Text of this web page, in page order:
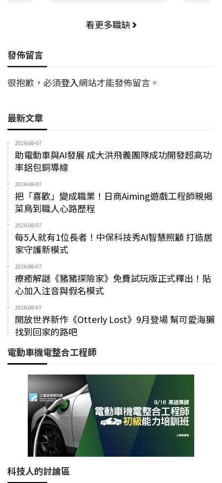
看更多職缺
發佈留言
很抱歉，必須登入網站才能發佈留言。
最新文章
2026-08-07
助電動車與AI發展 成大洪飛義團隊成功開發超高功
率鋁包銅導線
2026-08-07
把「喜歡」變成職業！日商Aiming遊戲工程師親揭
菜鳥到職人心路歷程
2026-08-07
每5人就有1位長者！中保科技秀AI智慧照顧 打造居
家守護新模式
2026-08-07
療癒解謎《豬豬探險家》免費試玩版正式釋出！貼
心加入注音與假名模式
2026-08-07
開放世界新作《Otterly Lost》9月登場 幫可愛海獺
找到回家的路吧
電動車機電整合工程師
科技人的討論區